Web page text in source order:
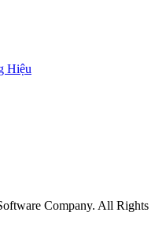
Hiệu
Company. All Rights